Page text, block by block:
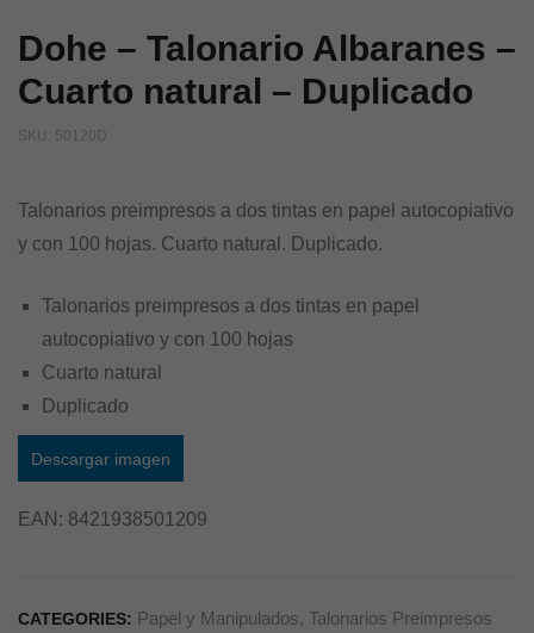
Dohe – Talonario Albaranes –
Cuarto natural – Duplicado
SKU: 50120D
Talonarios preimpresos a dos tintas en papel autocopiativo
y con 100 hojas. Cuarto natural. Duplicado.
Talonarios preimpresos a dos tintas en papel
autocopiativo y con 100 hojas
Cuarto natural
Duplicado
Descargar imagen
EAN: 8421938501209
CATEGORIES: Papel y Manipulados, Talonarios Preimpresos